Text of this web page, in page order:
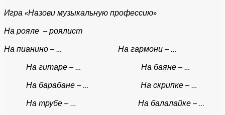
Игра «Назови музыкальную профессию»
На рояле – роялист
На пианино – … На гармони – …
На гитаре – … На баяне – …
На барабане – … На скрипке – …
На трубе – … На балалайке – …